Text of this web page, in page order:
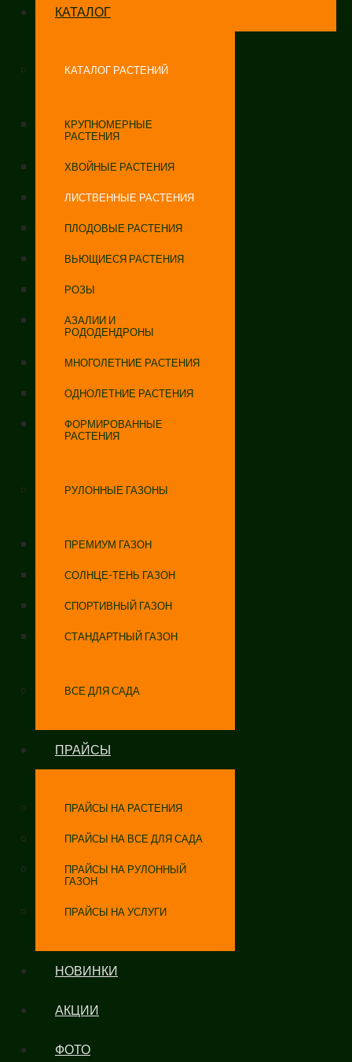
КАТАЛОГ
КАТАЛОГ РАСТЕНИЙ
КРУПНОМЕРНЫЕ
РАСТЕНИЯ
ХВОЙНЫЕ РАСТЕНИЯ
ЛИСТВЕННЫЕ РАСТЕНИЯ
ПЛОДОВЫЕ РАСТЕНИЯ
ВЬЮЩИЕСЯ РАСТЕНИЯ
РОЗЫ
АЗАЛИИ И
РОДОДЕНДРОНЫ
МНОГОЛЕТНИЕ РАСТЕНИЯ
ОДНОЛЕТНИЕ РАСТЕНИЯ
ФОРМИРОВАННЫЕ
РАСТЕНИЯ
РУЛОННЫЕ ГАЗОНЫ
ПРЕМИУМ ГАЗОН
СОЛНЦЕ-ТЕНЬ ГАЗОН
СПОРТИВНЫЙ ГАЗОН
СТАНДАРТНЫЙ ГАЗОН
ВСЕ ДЛЯ САДА
ПРАЙСЫ
ПРАЙСЫ НА РАСТЕНИЯ
ПРАЙСЫ НА ВСЕ ДЛЯ САДА
ПРАЙСЫ НА РУЛОННЫЙ
ГАЗОН
ПРАЙСЫ НА УСЛУГИ
НОВИНКИ
АКЦИИ
ФОТО